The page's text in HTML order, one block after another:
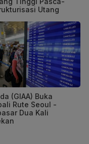
Utang
(GIAA) Buka
Rute Seoul -
Dua Kali